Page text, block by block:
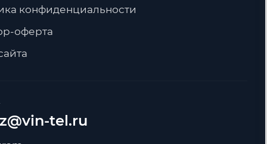
tel.ru
конфиденциальности
оферта